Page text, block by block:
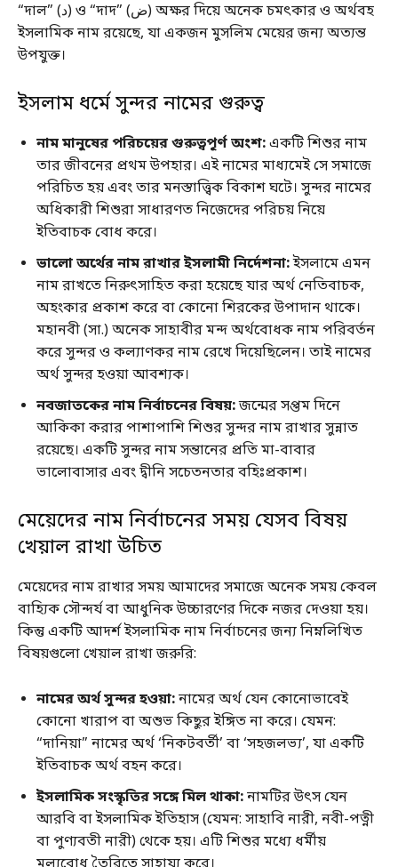
“দাল” (د) ও “দাদ” (ض) অক্ষর দিয়ে অনেক চমৎকার ও অর্থবহ
ইসলামিক নাম রয়েছে, যা একজন মুসলিম মেয়ের জন্য অত্যন্ত
উপযুক্ত।
ইসলাম ধর্মে সুন্দর নামের গুরুত্ব
নাম মানুষের পরিচয়ের গুরুত্বপূর্ণ অংশ:একটি শিশুর নাম
তার জীবনের প্রথম উপহার। এই নামের মাধ্যমেই সে সমাজে
পরিচিত হয় এবং তার মনস্তাত্ত্বিক বিকাশ ঘটে। সুন্দর নামের
অধিকারী শিশুরা সাধারণত নিজেদের পরিচয় নিয়ে
ইতিবাচক বোধ করে।
ভালো অর্থের নাম রাখার ইসলামী নির্দেশনা:ইসলামে এমন
নাম রাখতে নিরুৎসাহিত করা হয়েছে যার অর্থ নেতিবাচক,
অহংকার প্রকাশ করে বা কোনো শিরকের উপাদান থাকে।
মহানবী (সা.) অনেক সাহাবীর মন্দ অর্থবোধক নাম পরিবর্তন
করে সুন্দর ও কল্যাণকর নাম রেখে দিয়েছিলেন। তাই নামের
অর্থ সুন্দর হওয়া আবশ্যক।
নবজাতকের নাম নির্বাচনের বিষয়:জন্মের সপ্তম দিনে
আকিকা করার পাশাপাশি শিশুর সুন্দর নাম রাখার সুন্নাত
রয়েছে। একটি সুন্দর নাম সন্তানের প্রতি মা-বাবার
ভালোবাসার এবং দ্বীনি সচেতনতার বহিঃপ্রকাশ।
মেয়েদের নাম নির্বাচনের সময় যেসব বিষয়
খেয়াল রাখা উচিত
মেয়েদের নাম রাখার সময় আমাদের সমাজে অনেক সময় কেবল
বাহ্যিক সৌন্দর্য বা আধুনিক উচ্চারণের দিকে নজর দেওয়া হয়।
কিন্তু একটি আদর্শ ইসলামিক নাম নির্বাচনের জন্য নিম্নলিখিত
বিষয়গুলো খেয়াল রাখা জরুরি:
নামের অর্থ সুন্দর হওয়া:নামের অর্থ যেন কোনোভাবেই
কোনো খারাপ বা অশুভ কিছুর ইঙ্গিত না করে। যেমন:
“দানিয়া” নামের অর্থ ‘নিকটবর্তী’ বা ‘সহজলভ্য’, যা একটি
ইতিবাচক অর্থ বহন করে।
ইসলামিক সংস্কৃতির সঙ্গে মিল থাকা:নামটির উৎস যেন
আরবি বা ইসলামিক ইতিহাস (যেমন: সাহাবি নারী, নবী-পত্নী
বা পুণ্যবতী নারী) থেকে হয়। এটি শিশুর মধ্যে ধর্মীয়